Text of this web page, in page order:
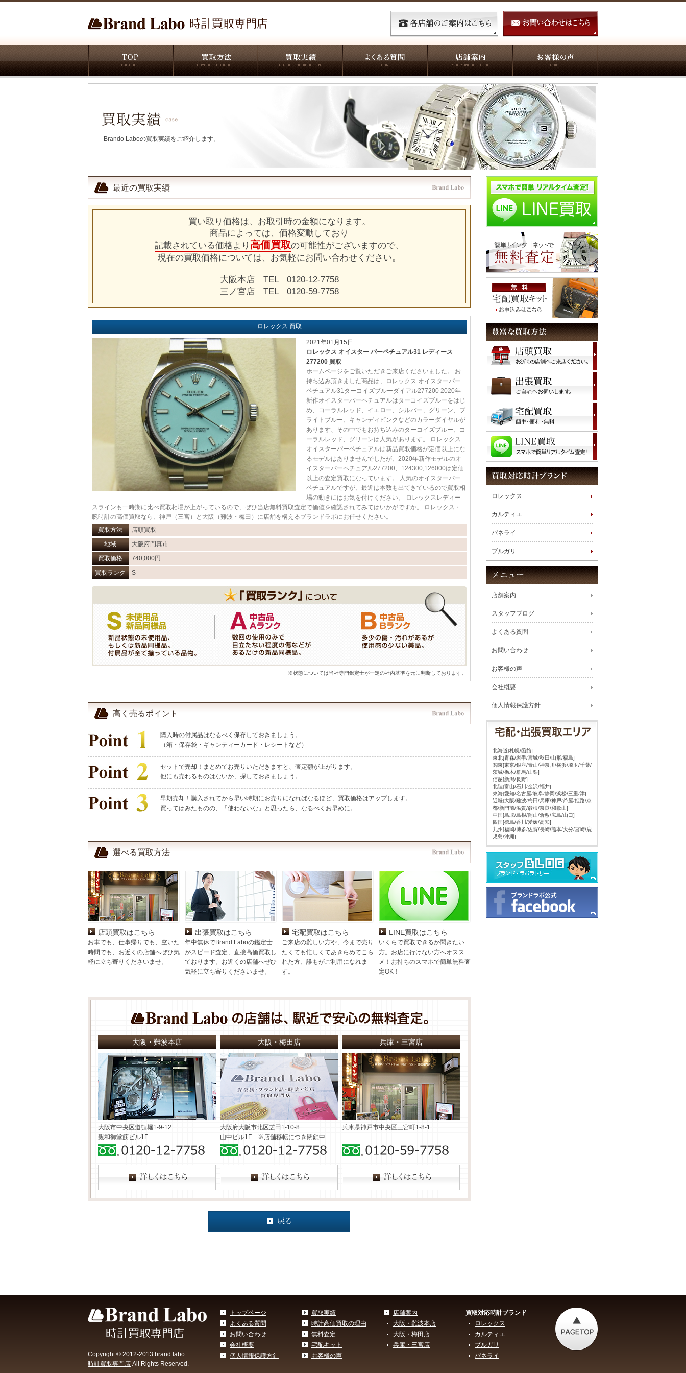
Brando Laboの買取実績をご紹介します。
最近の買取実績
買い取り価格は、お取引時の金額になります。
商品によっては、価格変動しており
記載されている価格より 高価買取の可能性がございますので、
現在の買取価格については、お気軽にお問い合わせください。
大阪本店 TEL 0120-12-7758
三ノ宮店 TEL 0120-59-7758
ロレックス 買取
2021年01月15日
ロレックス オイスター パーペチュアル31 レディース
277200 買取
ホームページをご覧いただきご来店くださいました。 お
持ち込み頂きました商品は、ロレックス オイスターパー
ペチュアル31ターコイズブルーダイアル277200 2020年
新作オイスターパーペチュアルはターコイズブルーをはじ
め、コーラルレッド、イエロー、シルバー、グリーン、ブ
ライトブルー、キャンディピンクなどのカラーダイヤルが
あります、その中でもお持ち込みのターコイズブルー、コ
ーラルレッド、グリーンは人気があります。 ロレックス
オイスターパーペチュアルは新品買取価格が定価以上にな
るモデルはありませんでしたが、2020年新作モデルのオ
イスターパーペチュアル277200、124300,126000は定価
以上の査定買取になっています。 人気のオイスターパー
ペチュアルですが、最近は本数も出てきているので買取相
場の動きにはお気を付けください。 ロレックスレディー
スラインも一時期に比べ買取相場が上がっているので、ぜひ当店無料買取査定で価値を確認されてみてはいかがですか。 ロレックス・
腕時計の高価買取なら、神戸（三宮）と大阪（難波・梅田）に店舗を構えるブランドラボにお任せください。
買取方法
店頭買取
地域
大阪府門真市
買取価格
740,000円
買取ランク
S
※状態については当社専門鑑定士が一定の社内基準を元に判断しております。
高く売るポイント
購入時の付属品はなるべく保存しておきましょう。
（箱・保存袋・ギャンティーカード・レシートなど）
セットで売却！まとめてお売りいただきますと、査定額が上がります。
他にも売れるものはないか、探しておきましょう。
早期売却！購入されてから早い時期にお売りになればなるほど、買取価格はアップします。
買ってはみたものの、「使わないな」と思ったら、なるべくお早めに。
選べる買取方法
店頭買取はこちら
お車でも、仕事帰りでも、空いた
時間でも、お近くの店舗へぜひ気
軽に立ち寄りくださいませ。
出張買取はこちら
年中無休でBrand Laboの鑑定士
がスピード査定、直接高価買取し
ております。お近くの店舗へぜひ
気軽に立ち寄りくださいませ。
宅配買取はこちら
ご来店の難しい方や、今まで売り
たくても忙しくてあきらめてこら
れた方、誰もがご利用になれま
す。
LINE買取はこちら
いくらで買取できるか聞きたい
方。お店に行けない方へオスス
メ！お持ちのスマホで簡単無料査
定OK！
大阪・難波本店
大阪市中央区道頓堀1-9-12
親和御堂筋ビル1F
大阪・梅田店
大阪府大阪市北区芝田1-10-8
山中ビル1F ※店舗移転につき閉鎖中
兵庫・三宮店
兵庫県神戸市中央区三宮町1-8-1
ロレックス
カルティエ
パネライ
ブルガリ
店舗案内
スタッフブログ
よくある質問
お問い合わせ
お客様の声
会社概要
個人情報保護方針
北海道[札幌/函館]
東北[青森/岩手/宮城/秋田/山形/福島]
関東[東京/銀座/青山/神奈川/横浜/埼玉/千葉/
茨城/栃木/群馬/山梨]
信越[新潟/長野]
北陸[富山/石川/金沢/福井]
東海[愛知/名古屋/岐阜/静岡/浜松/三重/津]
近畿[大阪/難波/梅田/兵庫/神戸/芦屋/姫路/京
都/新門前/滋賀/彦根/奈良/和歌山]
中国[鳥取/島根/岡山/倉敷/広島/山口]
四国[徳島/香川/愛媛/高知]
九州[福岡/博多/佐賀/長崎/熊本/大分/宮崎/鹿
児島/沖縄]
Copyright © 2012-2013 brand labo.
時計買取専門店 All Rights Reserved.
トップページ
よくある質問
お問い合わせ
会社概要
個人情報保護方針
買取実績
時計高価買取の理由
無料査定
宅配キット
お客様の声
店舗案内
大阪・難波本店
大阪・梅田店
兵庫・三宮店
買取対応時計ブランド
ロレックス
カルティエ
ブルガリ
パネライ